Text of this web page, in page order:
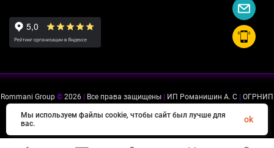
Rommani Group © 2026 Все права защищены ИП Романишин А. С
ОГРНИП
Мы используем файлы cookie, чтобы сайт был лучше для
вас.
ok